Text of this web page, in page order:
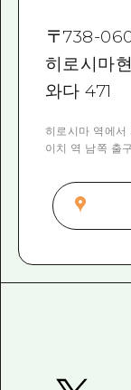
〒738-
히로시마
와다 471
히로시마 역에서
이치 역 남쪽 출